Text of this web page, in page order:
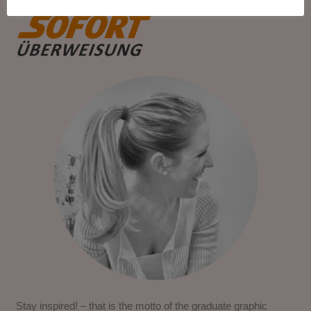
Stay inspired! – that is the motto of the graduate graphic